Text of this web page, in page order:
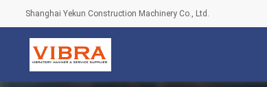
Shanghai Yekun Construction Machinery Co., Ltd.